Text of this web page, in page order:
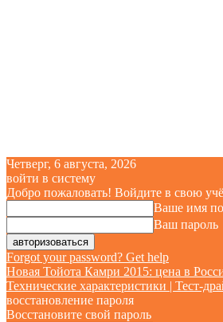
Четверг, 6 августа, 2026
войти в систему
Добро пожаловать! Войдите в свою
Ваше имя
Ваш пароль
Forgot your password? Get help
Новая Тойота Камри 2015: цена в
Технические характеристики | Тест-
восстановление пароля
Восстановите свой пароль